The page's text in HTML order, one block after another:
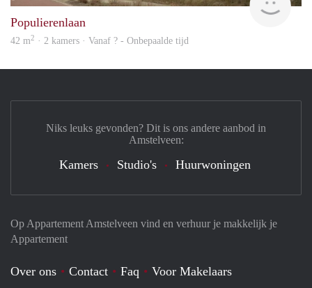
Populierenlaan
42 m2 · 2 kamers · Vanaf ? - Onbepaalde tijd
Op Appartement Amstelveen vind en verhuur je makkelijk je
Appartement
Over ons Contact Faq Voor Makelaars
Niks leuks gevonden? Dit is ons andere aanbod in
Amstelveen:
Kamers Studio's Huurwoningen